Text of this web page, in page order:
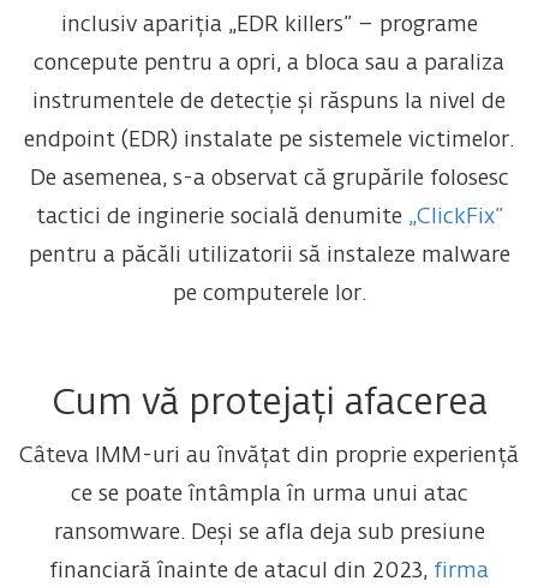
inclusiv apariția „EDR killers” – programe
concepute pentru a opri, a bloca sau a paraliza
instrumentele de detecție și răspuns la nivel de
endpoint (EDR) instalate pe sistemele victimelor.
De asemenea, s-a observat că grupările folosesc
tactici de inginerie socială denumite „ClickFix”
pentru a păcăli utilizatorii să instaleze malware
pe computerele lor.
Cum vă protejați afacerea
Câteva IMM-uri au învățat din proprie experiență
ce se poate întâmpla în urma unui atac
ransomware. Deși se afla deja sub presiune
financiară înainte de atacul din 2023, firma